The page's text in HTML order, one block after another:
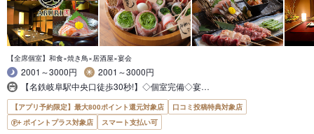
【全席個室】和食×焼き鳥×居酒屋×宴会
2001～3000円
2001～3000円
【名鉄岐阜駅中央口徒歩30秒!】◇個室完備◇宴…
【アプリ予約限定】最大800ポイント還元対象店
口コミ投稿特典対象店
ポイントプラス対象店
スマート支払い可